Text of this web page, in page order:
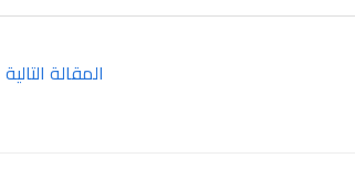
المقالة التالية